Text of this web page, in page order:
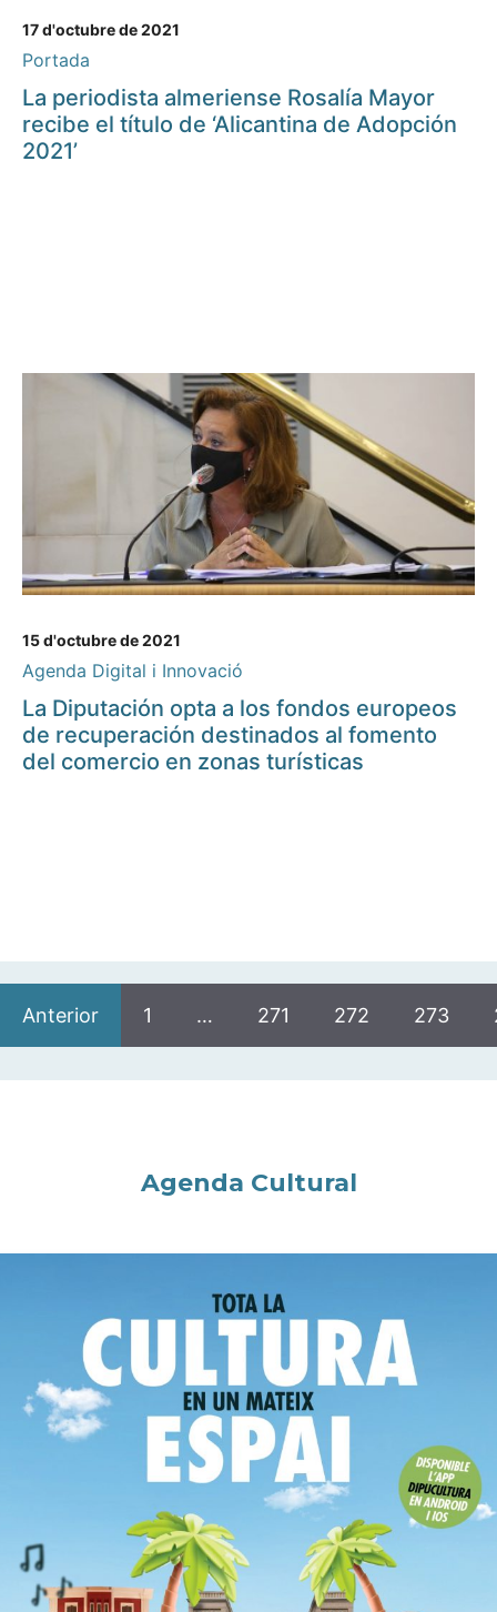
17 d'octubre de 2021
Portada
La periodista almeriense Rosalía Mayor
recibe el título de ‘Alicantina de Adopción
2021’
15 d'octubre de 2021
Agenda Digital i Innovació
La Diputación opta a los fondos europeos
de recuperación destinados al fomento
del comercio en zonas turísticas
Anterior 1 … 271 272 273
Agenda Cultural